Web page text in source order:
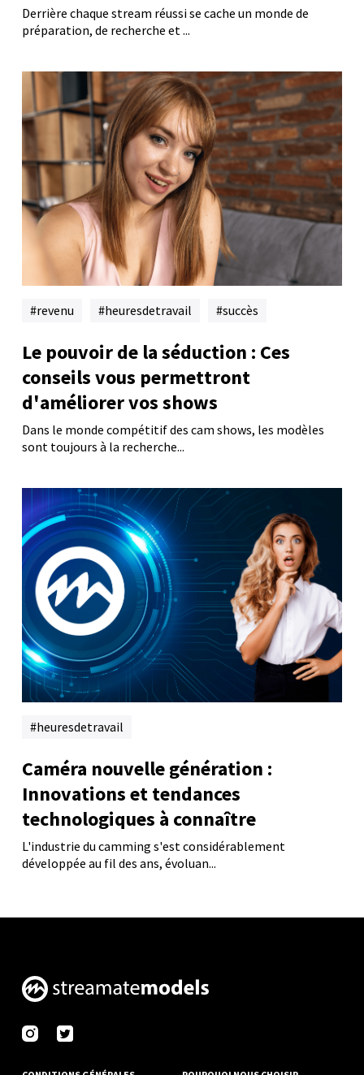
Derrière chaque stream réussi se cache un monde de
préparation, de recherche et ...
revenu heuresdetravail succès
Le pouvoir de la séduction : Ces
conseils vous permettront
d'améliorer vos shows
Dans le monde compétitif des cam shows, les modèles
sont toujours à la recherche...
heuresdetravail
Caméra nouvelle génération :
Innovations et tendances
technologiques à connaître
L'industrie du camming s'est considérablement
développée au fil des ans, évoluan...